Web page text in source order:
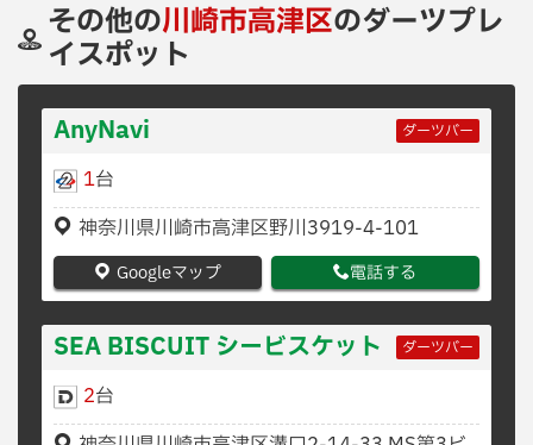
その他の川崎市高津区のダーツプレ
イスポット
AnyNavi ダーツバー
1台
神奈川県川崎市高津区野川3919-4-101
Googleマップ 電話する
SEA BISCUIT シービスケット ダーツバー
2台